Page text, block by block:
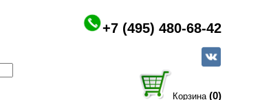
+7 (495) 480-68-42
Корзина (0)